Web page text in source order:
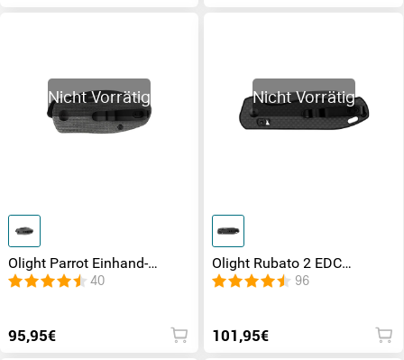
Nicht Vorrätig
Olight Parrot Einhand-
Taschenmesser
40
95,95€
Nicht Vorrätig
Olight Rubato 2 EDC
Taschenmesser
96
101,95€